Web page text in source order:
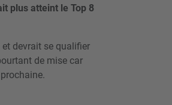
plus atteint le Top 8
devrait se qualifier
de mise car